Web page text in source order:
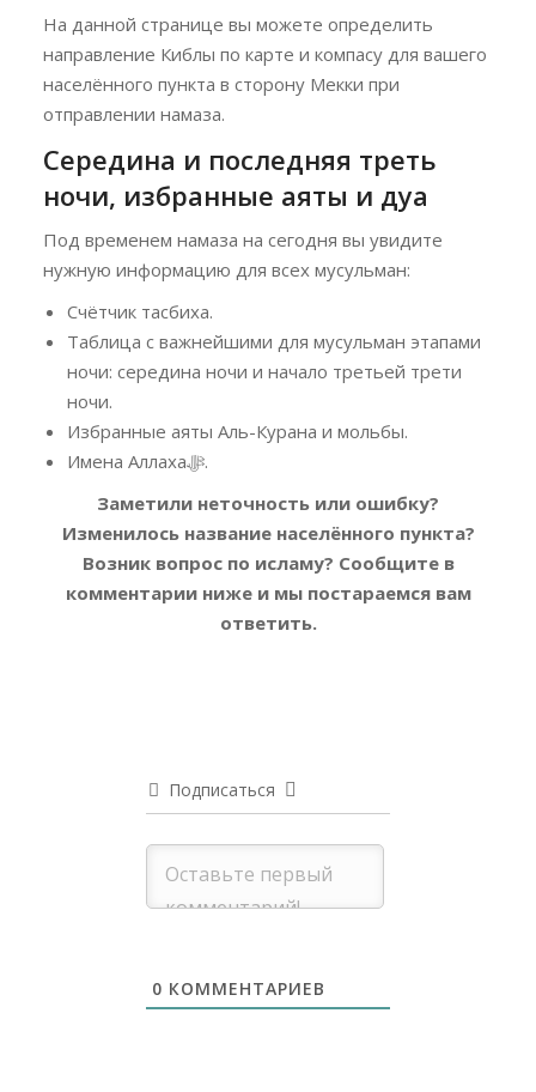
На данной странице вы можете определить
направление Киблы по карте и компасу для вашего
населённого пункта в сторону Мекки при
отправлении намаза.
Середина и последняя треть
ночи, избранные аяты и дуа
Под временем намаза на сегодня вы увидите
нужную информацию для всех мусульман:
Счётчик тасбиха.
Таблица с важнейшими для мусульман этапами
ночи: середина ночи и начало третьей трети
ночи.
Избранные аяты Аль-Курана и мольбы.
Имена Аллахаﷻ.
Заметили неточность или ошибку?
Изменилось название населённого пункта?
Возник вопрос по исламу? Сообщите в
комментарии ниже и мы постараемся вам
ответить.
Подписаться
0 КОММЕНТАРИЕВ